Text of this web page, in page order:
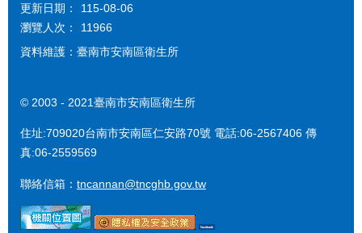
更新日期：
115-08-06
瀏覽人次：
11966
資料維護：臺南市安南區衛生所
© 2003 - 2021臺南市安南區衛生所
住址:709020台南市安南區仁安路70號 電話:06-2567406 傳
真:06-2559569
聯絡信箱： tncannan@tncghb.gov.tw